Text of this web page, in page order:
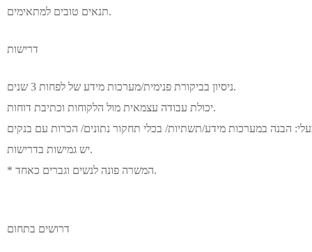
תנאים טובים למתאימים.
דרישות
ניסיון בביקורת פנימית/מערכות מידע של לפחות 3 שנים.
יכולת עבודה עצמאית מול הלקוחות וכתיבת דוחות.
הבנה במערכות מידע/תשתיות/ בכלי תחקור נתונים/ הכרות עם בנקים
יש גמישות בדרישות.
* המשרה פונה לנשים וגברים כאחד.
דרושים בתחום